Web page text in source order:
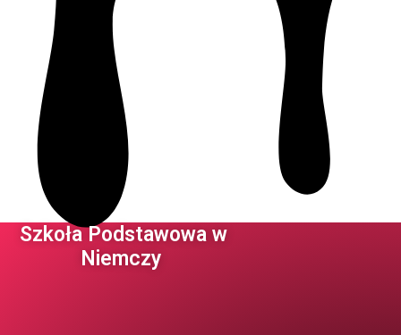
Szkoła Podstawowa w
Niemczy ​